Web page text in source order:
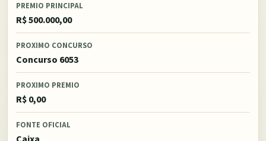
PREMIO PRINCIPAL
R$ 500.000,00
PROXIMO CONCURSO
Concurso 6053
PROXIMO PREMIO
R$ 0,00
FONTE OFICIAL